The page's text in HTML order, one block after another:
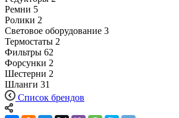
Ремни 5
Ролики 2
Световое оборудование 3
Термостаты 2
Фильтры 62
Форсунки 2
Шестерни 2
Шланги 31
Список брендов